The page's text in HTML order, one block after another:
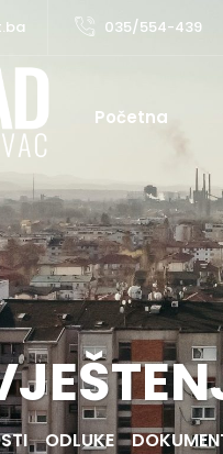
035/554-439
Početna
ODLUKE